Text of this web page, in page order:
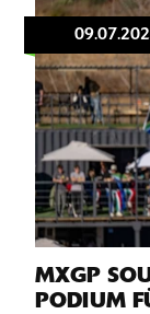
MXGP
PODIUM